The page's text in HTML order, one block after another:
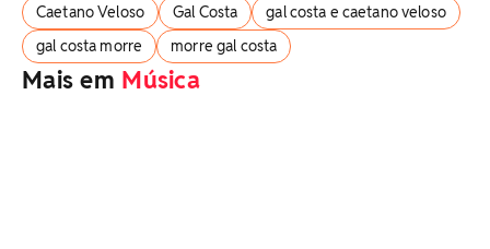
Caetano Veloso Gal Costa
gal costa e caetano veloso
gal costa morre
morre gal costa
Mais em Música